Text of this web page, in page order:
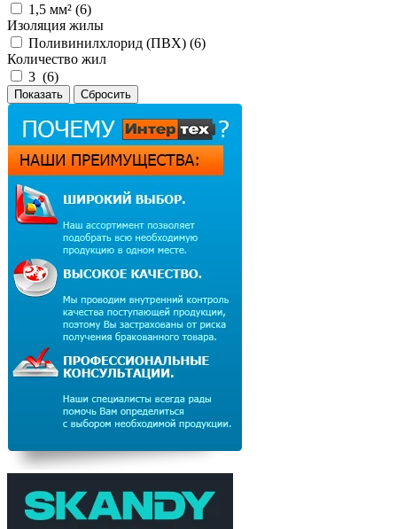
1,5 мм² (6)
Изоляция жилы
Поливинилхлорид (ПВХ) (6)
Количество жил
3 (6)